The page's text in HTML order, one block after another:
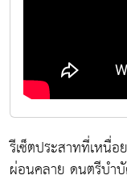
รีเซ็ตประสาทที่เหนื่
ผ่อนคลาย ดนตรีบำ